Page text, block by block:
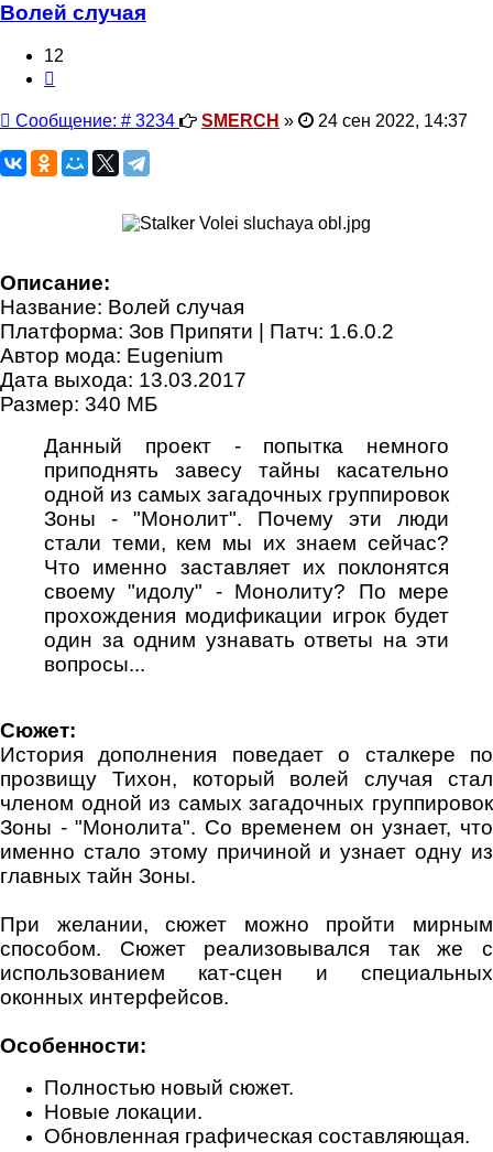
Волей случая
12
Сообщение: # 3234 Сообщение
SMERCH » 24 сен 2022, 14:37
Описание:
Название: Волей случая
Платформа: Зов Припяти | Патч: 1.6.0.2
Автор мода: Eugenium
Дата выхода: 13.03.2017
Размер: 340 МБ
Данный проект - попытка немного
приподнять завесу тайны касательно
одной из самых загадочных группировок
Зоны - "Монолит". Почему эти люди
стали теми, кем мы их знаем сейчас?
Что именно заставляет их поклонятся
своему "идолу" - Монолиту? По мере
прохождения модификации игрок будет
один за одним узнавать ответы на эти
вопросы...
Сюжет:
История дополнения поведает о сталкере по
прозвищу Тихон, который волей случая стал
членом одной из самых загадочных группировок
Зоны - "Монолита". Со временем он узнает, что
именно стало этому причиной и узнает одну из
главных тайн Зоны.
При желании, сюжет можно пройти мирным
способом. Сюжет реализовывался так же с
использованием кат-сцен и специальных
оконных интерфейсов.
Особенности:
Полностью новый сюжет.
Новые локации.
Обновленная графическая составляющая.